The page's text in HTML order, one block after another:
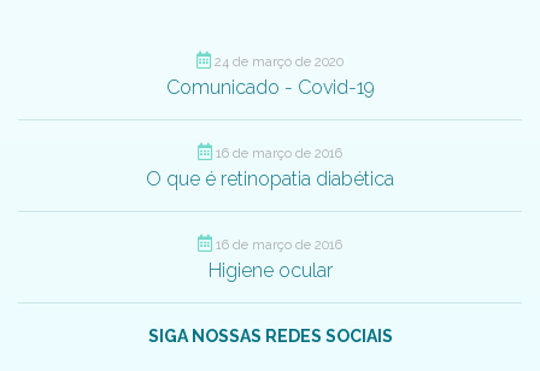
24 de março de 2020
Comunicado - Covid-19
16 de março de 2016
O que é retinopatia diabética
16 de março de 2016
Higiene ocular
SIGA NOSSAS REDES SOCIAIS